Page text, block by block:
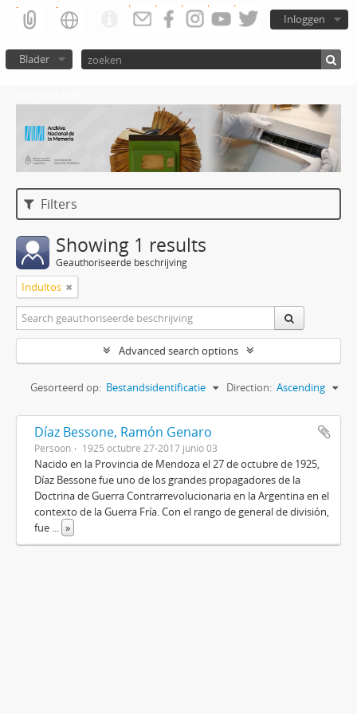
Inloggen
Blader
Filters
Showing 1 results
Geauthoriseerde beschrijving
Indultos
Advanced search options
Gesorteerd op: Bestandsidentificatie Direction: Ascending
Díaz Bessone, Ramón Genaro
Persoon 1925 octubre 27-2017 junio 03
Nacido en la Provincia de Mendoza el 27 de octubre de 1925,
Díaz Bessone fue uno de los grandes propagadores de la
Doctrina de Guerra Contrarrevolucionaria en la Argentina en el
contexto de la Guerra Fría. Con el rango de general de división,
fue ... »